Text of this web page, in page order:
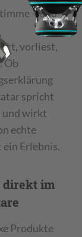
– und
vorliest,
Ob
spricht
und wirkt
echte
Erlebnis.
direkt im
Produkte